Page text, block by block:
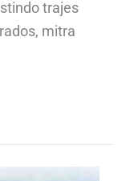
trajes
mitra